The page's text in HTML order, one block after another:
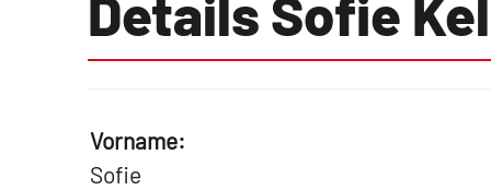
Details Sofie
Vorname:
Sofie